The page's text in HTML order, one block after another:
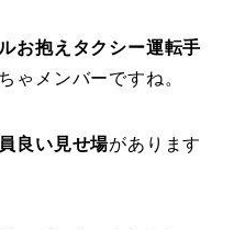
お抱えタクシー運転手
ゃメンバーですね。
良い見せ場があります